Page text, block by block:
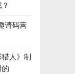
请码营
人》制